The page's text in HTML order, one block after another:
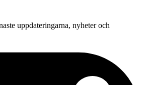
uppdateringarna, nyheter och